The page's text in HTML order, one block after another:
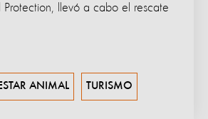
llevó a cabo el rescate
ANIMAL TURISMO